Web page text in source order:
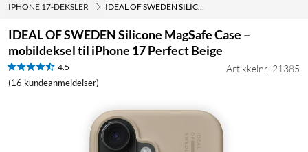
IPHONE 17-DEKSLER IDEAL OF SWEDEN SILICONE MAGSAFE CASE – MOBILDEKSEL TIL IPHONE 17 PERFECT BEIGE
IDEAL OF SWEDEN Silicone MagSafe Case –
mobildeksel til iPhone 17 Perfect Beige
4.5
(16 kundeanmeldelser)
Artikkelnr: 21385